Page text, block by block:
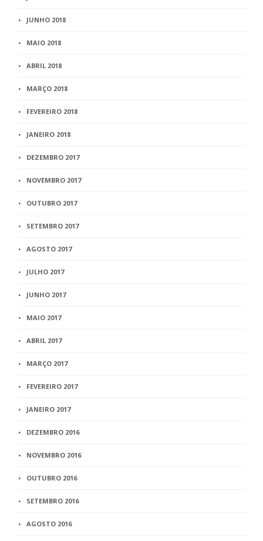
JUNHO 2018
MAIO 2018
ABRIL 2018
MARÇO 2018
FEVEREIRO 2018
JANEIRO 2018
DEZEMBRO 2017
NOVEMBRO 2017
OUTUBRO 2017
SETEMBRO 2017
AGOSTO 2017
JULHO 2017
JUNHO 2017
MAIO 2017
ABRIL 2017
MARÇO 2017
FEVEREIRO 2017
JANEIRO 2017
DEZEMBRO 2016
NOVEMBRO 2016
OUTUBRO 2016
SETEMBRO 2016
AGOSTO 2016